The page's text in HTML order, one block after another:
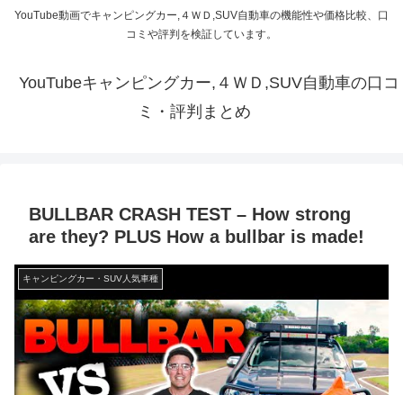
YouTube動画でキャンピングカー,４ＷＤ,SUV自動車の機能性や価格比較、口
コミや評判を検証しています。
YouTubeキャンピングカー,４ＷＤ,SUV自動車の口コ
ミ・評判まとめ
BULLBAR CRASH TEST – How strong
are they? PLUS How a bullbar is made!
キャンピングカー・SUV人気車種